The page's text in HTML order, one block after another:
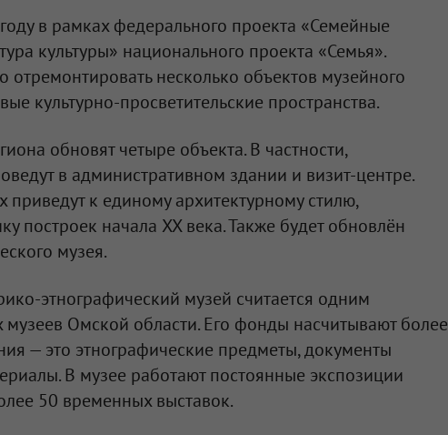
в рамках федерального проекта «Семейные
культуры» национального проекта «Семья».
отремонтировать несколько объектов музейного
культурно-просветительские пространства.
обновят четыре объекта. В частности,
в административном здании и визит-центре.
приведут к единому архитектурному стилю,
построек начала XX века. Также будет обновлён
музея.
этнографический музей считается одним
Омской области. Его фонды насчитывают более
— это этнографические предметы, документы
В музее работают постоянные экспозиции
50 временных выставок.